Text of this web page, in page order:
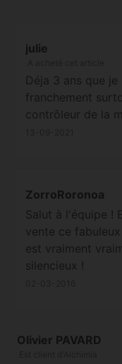
julie
Déja 3 ans que
franchement
contrôleur de la
ZorroRoronoa
Salut à l'équipe !
vente ce
est vraiment
silencieux !
Olivier PAVARD